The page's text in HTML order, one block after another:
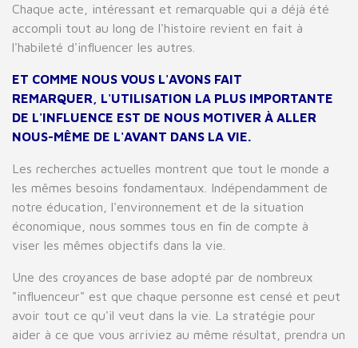
Chaque acte, intéressant et remarquable qui a déjà été
accompli tout au long de l'histoire revient en fait à
l'habileté d'influencer les autres.
ET COMME NOUS VOUS L'AVONS FAIT
REMARQUER, L'UTILISATION LA PLUS IMPORTANTE
DE L'INFLUENCE EST DE NOUS MOTIVER À ALLER
NOUS-MÊME DE L'AVANT DANS LA VIE.
Les recherches actuelles montrent que tout le monde a
les mêmes besoins fondamentaux. Indépendamment de
notre éducation, l'environnement et de la situation
économique, nous sommes tous en fin de compte à
viser les mêmes objectifs dans la vie.
Une des croyances de base adopté par de nombreux
"influenceur" est que chaque personne est censé et peut
avoir tout ce qu'il veut dans la vie. La stratégie pour
aider à ce que vous arriviez au même résultat, prendra un